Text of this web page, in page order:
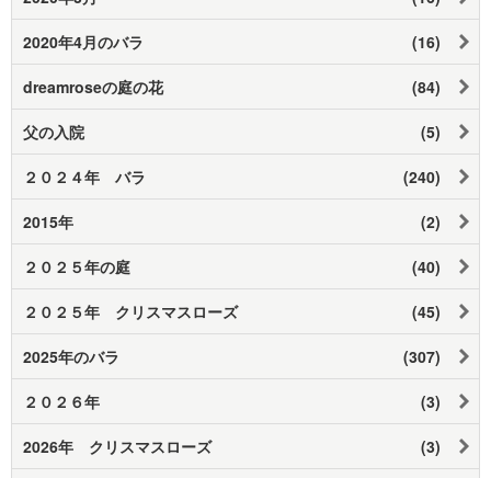
2020年4月のバラ (16)
dreamroseの庭の花 (84)
父の入院 (5)
２０２４年 バラ (240)
2015年 (2)
２０２５年の庭 (40)
２０２５年 クリスマスローズ (45)
2025年のバラ (307)
２０２６年 (3)
2026年 クリスマスローズ (3)